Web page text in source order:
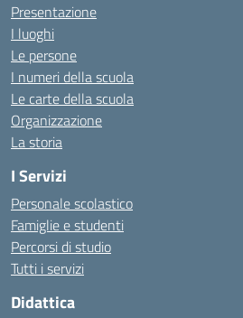
Presentazione
I luoghi
Le persone
I numeri della scuola
Le carte della scuola
Organizzazione
La storia
I Servizi
Personale scolastico
Famiglie e studenti
Percorsi di studio
Tutti i servizi
Didattica